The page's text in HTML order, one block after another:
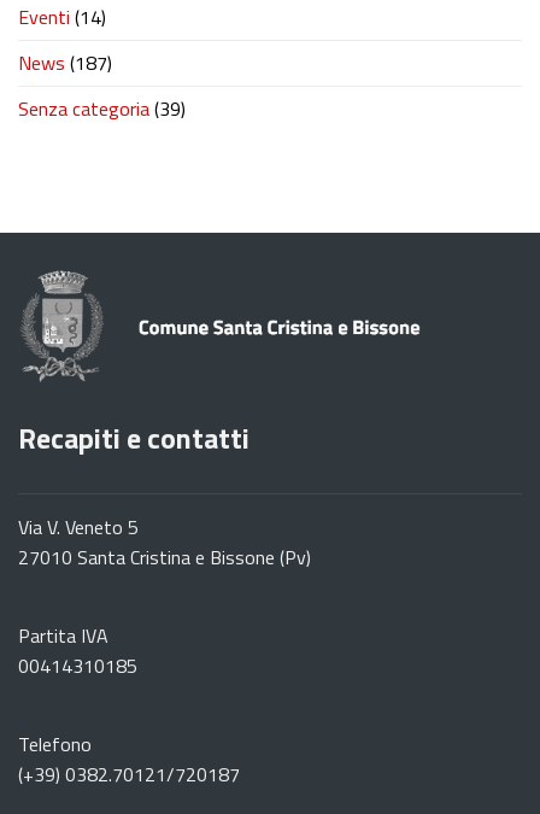
Eventi (14)
News (187)
Senza categoria(39)
Recapiti e contatti
Via V. Veneto 5
27010 Santa Cristina e Bissone (Pv)
Partita IVA
00414310185
Telefono
(+39) 0382.70121/720187